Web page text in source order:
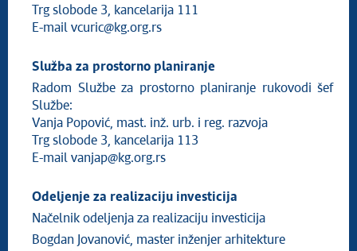
Trg slobode 3, kancelarija 111
E-mail vcuric@kg.org.rs
Služba za prostorno planiranje
Radom Službe za prostorno planiranje rukovodi šef
Službe:
Vanja Popović, mast. inž. urb. i reg. razvoja
Trg slobode 3, kancelarija 113
E-mail vanjap@kg.org.rs
Odeljenje za realizaciju investicija
Načelnik odeljenja za realizaciju investicija
Bogdan Jovanović, master inženjer arhitekture